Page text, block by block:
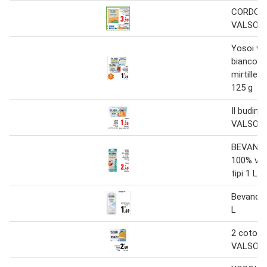
VALSOIA
Yosoi
bianco
mirtille/
125 g
Il budino
100%
tipi 1 L
Bevande
L
2